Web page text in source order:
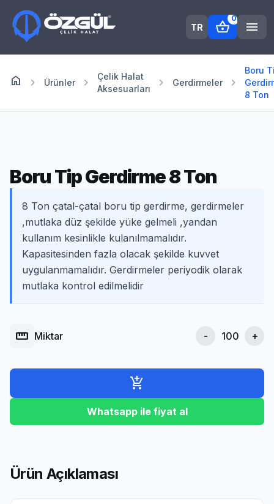
TR shopping_basket
0
menu
home Anasayfa
chevron_right Ürünler chevron_right
Çelik Halat
Aksesuarları
chevron_right Gerdirmeler chevron_right
Boru
8 Ton
Boru Tip Gerdirme 8 Ton
8 Ton çatal-çatal boru tip gerdirme, gerdirmeler
,mutlaka düz şekilde yüke gelmeli ,yandan
kullanım kesinlikle kulanılmamalıdır.
Kapasitesinden fazla olacak şekilde kuvvet
uygulanmamalıdır. Gerdirmeler periyodik olarak
mutlaka kontrol edilmelidir
straighten Miktar - +
add_shopping_cart
Whatsapp ile fiyat al
Ürün Açıklaması